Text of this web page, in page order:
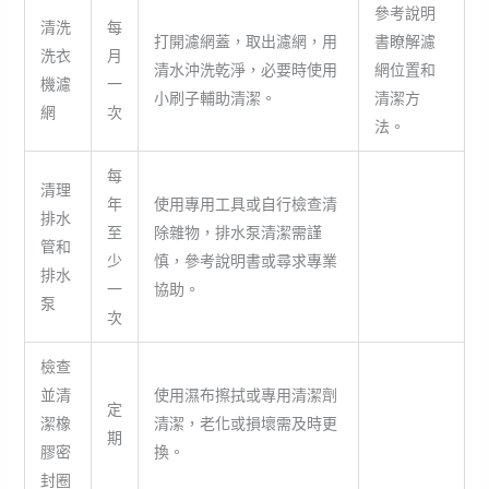
清洗
洗衣
機濾
網
每
月
一
次
打開濾網蓋，取出濾網，用
清水沖洗乾淨，必要時使用
小刷子輔助清潔。
參考說明
書瞭解濾
網位置和
清潔方
法。
清理
排水
管和
排水
泵
每
年
至
少
一
次
使用專用工具或自行檢查清
除雜物，排水泵清潔需謹
慎，參考說明書或尋求專業
協助。
檢查
並清
潔橡
膠密
封圈
定
期
使用濕布擦拭或專用清潔劑
清潔，老化或損壞需及時更
換。